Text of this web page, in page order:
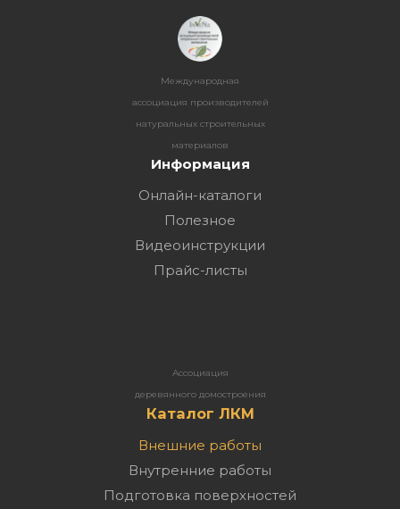
Международная
ассоциация производителей
натуральных строительных
материалов
Информация
Онлайн-каталоги
Полезное
Видеоинструкции
Прайс-листы
Ассоциация
деревянного домостроения
Каталог ЛКМ
Внешние работы
Внутренние работы
Подготовка поверхностей